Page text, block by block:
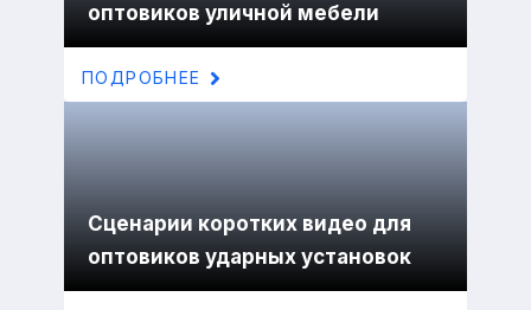
оптовиков уличной мебели
ПОДРОБНЕЕ
Сценарии коротких видео для
оптовиков ударных установок